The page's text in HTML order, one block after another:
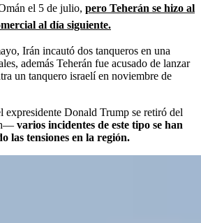
el 5 de julio, pero Teherán se hizo al
al día siguiente.
Irán incautó dos tanqueros en una
además Teherán fue acusado de lanzar
un tanquero israelí en noviembre de
Donald Trump se retiró del
varios incidentes de este tipo se han
las tensiones en la región.